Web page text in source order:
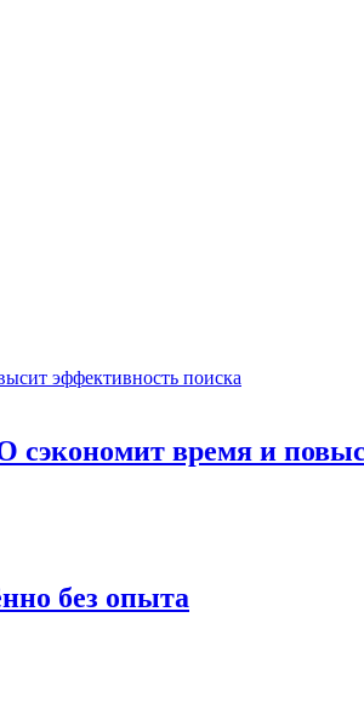
сэкономит время и
без опыта